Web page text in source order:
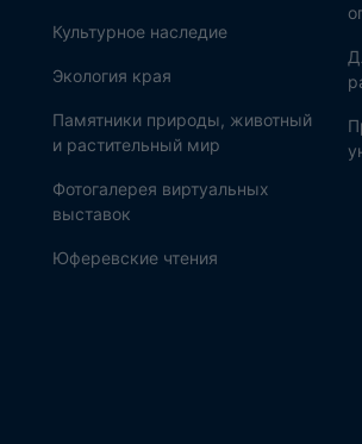
Культурное наследие
Экология края
Памятники природы, животный
и растительный мир
Фотогалерея виртуальных
выставок
Юферевские чтения